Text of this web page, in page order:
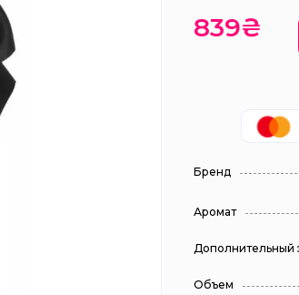
839₴
Бренд
Аромат
Дополнительный
Объем